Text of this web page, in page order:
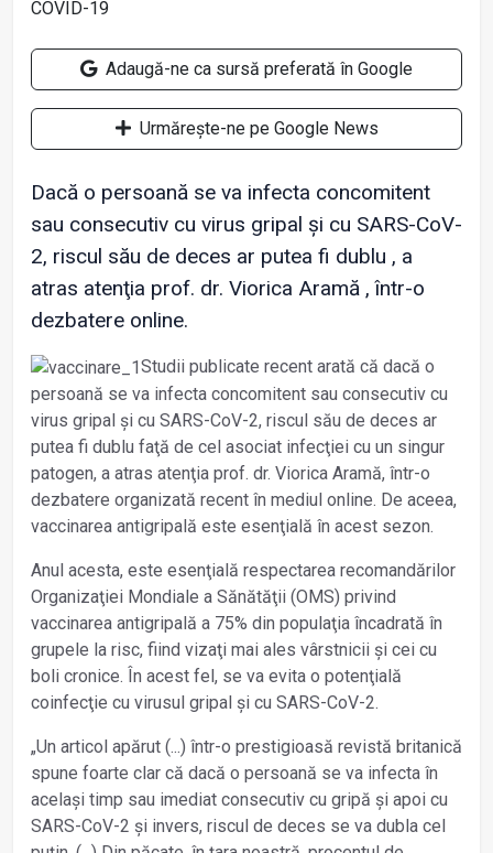
Adaugă-ne ca sursă preferată în Google
Urmărește-ne pe Google News
Dacă o persoană se va infecta concomitent
sau consecutiv cu virus gripal și cu SARS-CoV-
2, riscul său de deces ar putea fi dublu , a
atras atenţia prof. dr. Viorica Aramă , într-o
dezbatere online.
Studii publicate recent arată că dacă o
persoană se va infecta concomitent sau consecutiv cu
virus gripal și cu SARS-CoV-2, riscul său de deces ar
putea fi dublu faţă de cel asociat infecţiei cu un singur
patogen, a atras atenţia prof. dr. Viorica Aramă, într-o
dezbatere organizată recent în mediul online. De aceea,
vaccinarea antigripală este esenţială în acest sezon.
Anul acesta, este esenţială respectarea recomandărilor
Organizaţiei Mondiale a Sănătăţii (OMS) privind
vaccinarea antigripală a 75% din populaţia încadrată în
grupele la risc, fiind vizaţi mai ales vârstnicii și cei cu
boli cronice. În acest fel, se va evita o potenţială
coinfecţie cu virusul gripal și cu SARS-CoV-2.
„Un articol apărut (...) într-o prestigioasă revistă britanică
spune foarte clar că dacă o persoană se va infecta în
același timp sau imediat consecutiv cu gripă și apoi cu
SARS-CoV-2 și invers, riscul de deces se va dubla cel